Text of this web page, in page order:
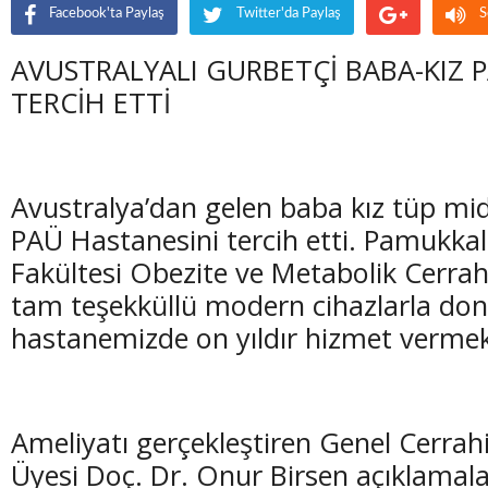
Facebook'ta Paylaş Twitter'da Paylaş
AVUSTRALYALI GURBETÇİ BABA-KIZ
TERCİH ETTİ
Avustralya’dan gelen baba kız tüp
PAÜ Hastanesini tercih etti.
Fakültesi Obezite ve Metabolik
tam teşekküllü modern cihazlarla
hastanemizde on yıldır hizmet
Ameliyatı gerçekleştiren Genel
Üyesi Doç. Dr. Onur Birsen